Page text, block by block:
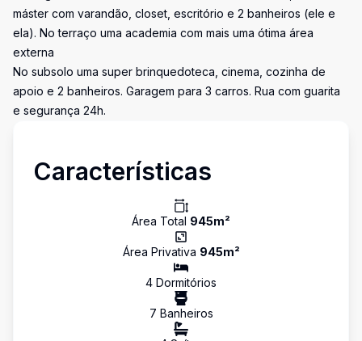
máster com varandão, closet, escritório e 2 banheiros (ele e
ela). No terraço uma academia com mais uma ótima área
externa
No subsolo uma super brinquedoteca, cinema, cozinha de
apoio e 2 banheiros. Garagem para 3 carros. Rua com guarita
e segurança 24h.
Características
Área Total 945m²
Área Privativa 945m²
4 Dormitórios
7 Banheiros